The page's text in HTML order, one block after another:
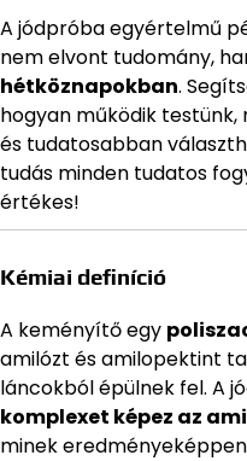
A jódpróba egyértelmű
nem elvont tudomány,
hétköznapokban.
hogyan működik
és tudatosabban
tudás minden tudatos
értékes!
Kémiai definíció
A keményítő egy
amilózt és amilopektint
láncokból épülnek fel. A
komplexet képez az
minek